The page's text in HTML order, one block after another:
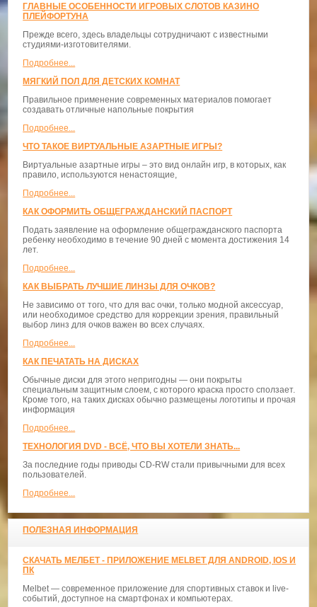
ГЛАВНЫЕ ОСОБЕННОСТИ ИГРОВЫХ СЛОТОВ КАЗИНО
ПЛЕЙФОРТУНА
Прежде всего, здесь владельцы сотрудничают с известными
студиями-изготовителями.
Подробнее...
МЯГКИЙ ПОЛ ДЛЯ ДЕТСКИХ КОМНАТ
Правильное применение современных материалов помогает
создавать отличные напольные покрытия
Подробнее...
ЧТО ТАКОЕ ВИРТУАЛЬНЫЕ АЗАРТНЫЕ ИГРЫ?
Виртуальные азартные игры – это вид онлайн игр, в которых, как
правило, используются ненастоящие,
Подробнее...
КАК ОФОРМИТЬ ОБЩЕГРАЖДАНСКИЙ ПАСПОРТ
Подать заявление на оформление общегражданского паспорта
ребенку необходимо в течение 90 дней с момента достижения 14
лет.
Подробнее...
КАК ВЫБРАТЬ ЛУЧШИЕ ЛИНЗЫ ДЛЯ ОЧКОВ?
Не зависимо от того, что для вас очки, только модной аксессуар,
или необходимое средство для коррекции зрения, правильный
выбор линз для очков важен во всех случаях.
Подробнее...
КАК ПЕЧАТАТЬ НА ДИСКАХ
Обычные диски для этого непригодны — они покрыты
специальным защитным слоем, с которого краска просто сползает.
Кроме того, на таких дисках обычно размещены логотипы и прочая
информация
Подробнее...
ТЕХНОЛОГИЯ DVD - ВСЁ, ЧТО ВЫ ХОТЕЛИ ЗНАТЬ...
За последние годы приводы CD-RW стали привычными для всех
пользователей.
Подробнее...
ПОЛЕЗНАЯ ИНФОРМАЦИЯ
СКАЧАТЬ МЕЛБЕТ - ПРИЛОЖЕНИЕ MELBET ДЛЯ ANDROID, IOS И
ПК
Melbet — современное приложение для спортивных ставок и live-
событий, доступное на смартфонах и компьютерах.